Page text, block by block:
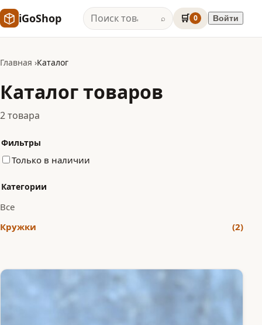
iGoShop ⌕ 🛒 0 Войти
Главная Каталог
Каталог товаров
2 товара
Фильтры
Только в наличии
Категории
Все
Кружки
(2)